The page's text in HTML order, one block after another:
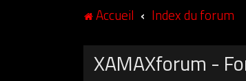
Accueil Index du forum
XAMAXforum -